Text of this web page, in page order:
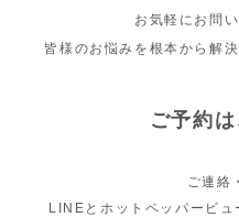
お気軽にお問
皆様のお悩みを根本から解
ご予約
ご連絡
LINEとホットペッパービュ